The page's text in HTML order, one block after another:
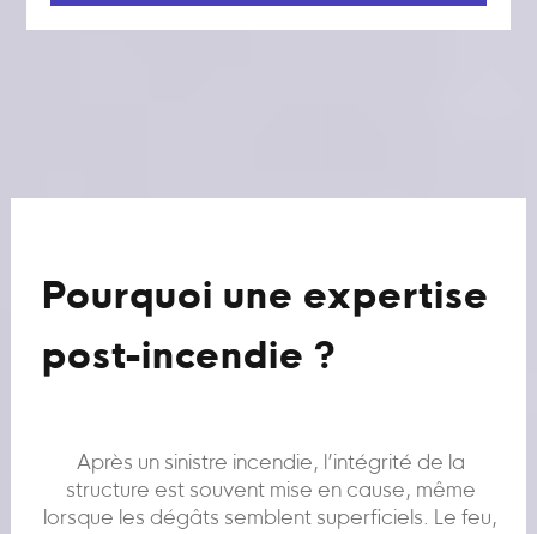
Pourquoi une expertise
post-incendie ?
Après un sinistre incendie, l’intégrité de la
structure est souvent mise en cause, même
lorsque les dégâts semblent superficiels. Le feu,